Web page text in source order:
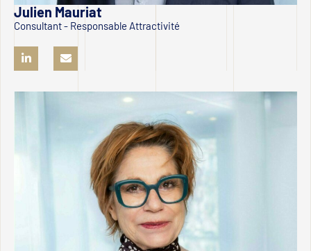
Julien Mauriat
Consultant - Responsable Attractivité